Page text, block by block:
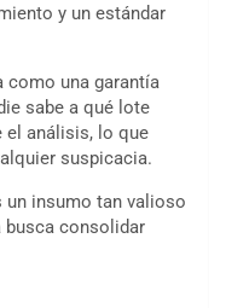
y un estándar
como una garantía
sabe a qué lote
el análisis, lo que
suspicacia.
un insumo tan valioso
consolidar